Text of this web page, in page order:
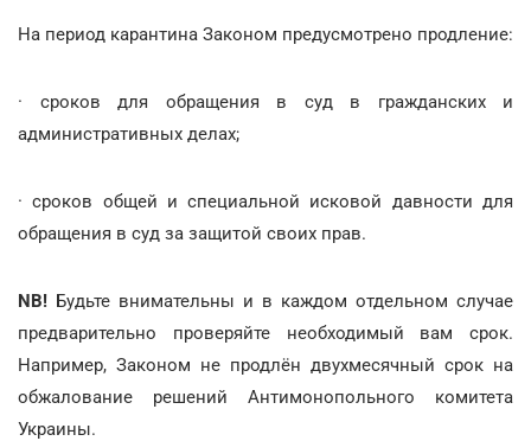
На период карантина Законом предусмотрено продление:
· сроков для обращения в суд в гражданских и
административных делах;
· сроков общей и специальной исковой давности для
обращения в суд за защитой своих прав.
NB! Будьте внимательны и в каждом отдельном случае
предварительно проверяйте необходимый вам срок.
Например, Законом не продлён двухмесячный срок на
обжалование решений Антимонопольного комитета
Украины.